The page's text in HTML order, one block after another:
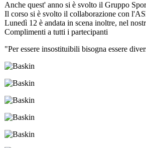
Anche quest' anno si è svolto il Gruppo
Il corso si è svolto il collaborazione con
Lunedì 12 è andata in scena inoltre, nel
Complimenti a tutti i partecipanti
"Per essere insostituibili bisogna essere